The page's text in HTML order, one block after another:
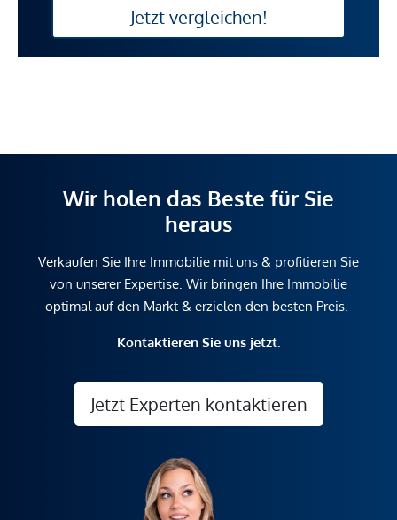
Jetzt vergleichen!
Wir holen das Beste für Sie
heraus
Verkaufen Sie Ihre Immobilie mit uns & profitieren Sie
von unserer Expertise. Wir bringen Ihre Immobilie
optimal auf den Markt & erzielen den besten Preis.
Kontaktieren Sie uns jetzt.
Jetzt Experten kontaktieren